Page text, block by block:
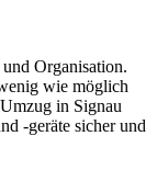
Organisation.
wie möglich
in Signau
-geräte sicher und